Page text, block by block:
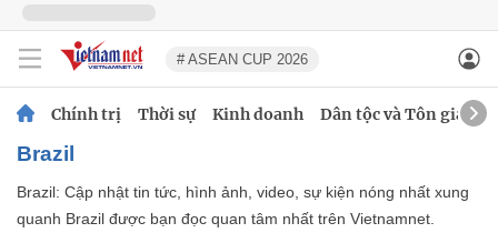
# ASEAN CUP 2026
Chính trị Thời sự Kinh doanh Dân tộc và Tôn giáo
Brazil
Brazil: Cập nhật tin tức, hình ảnh, video, sự kiện nóng nhất xung
quanh Brazil được bạn đọc quan tâm nhất trên Vietnamnet.